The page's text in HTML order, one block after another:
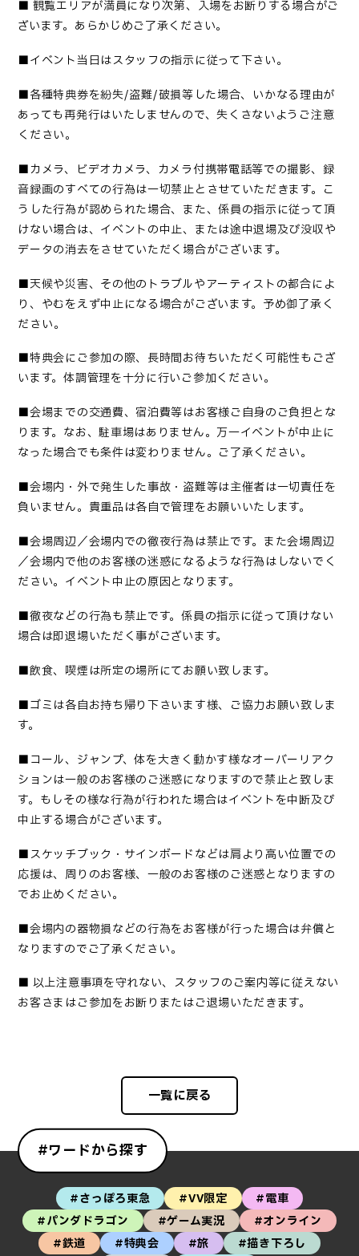
■ 観覧エリアが満員になり次第、入場をお断りする場合がご
ざいます。あらかじめご了承ください。
■イベント当日はスタッフの指示に従って下さい。
■各種特典券を紛失/盗難/破損等した場合、いかなる理由が
あっても再発行はいたしませんので、失くさないようご注意
ください。
■カメラ、ビデオカメラ、カメラ付携帯電話等での撮影、録
音録画のすべての行為は一切禁止とさせていただきます。こ
うした行為が認められた場合、また、係員の指示に従って頂
けない場合は、イベントの中止、または途中退場及び没収や
データの消去をさせていただく場合がございます。
■天候や災害、その他のトラブルやアーティストの都合によ
り、やむをえず中止になる場合がございます。予め御了承く
ださい。
■特典会にご参加の際、長時間お待ちいただく可能性もござ
います。体調管理を十分に行いご参加ください。
■会場までの交通費、宿泊費等はお客様ご自身のご負担とな
ります。なお、駐車場はありません。万一イベントが中止に
なった場合でも条件は変わりません。ご了承ください。
■会場内・外で発生した事故・盗難等は主催者は一切責任を
負いません。貴重品は各自で管理をお願いいたします。
■会場周辺／会場内での徹夜行為は禁止です。また会場周辺
／会場内で他のお客様の迷惑になるような行為はしないでく
ださい。イベント中止の原因となります。
■徹夜などの行為も禁止です。係員の指示に従って頂けない
場合は即退場いただく事がございます。
■飲食、喫煙は所定の場所にてお願い致します。
■ゴミは各自お持ち帰り下さいます様、ご協力お願い致しま
す。
■コール、ジャンプ、体を大きく動かす様なオーバーリアク
ションは一般のお客様のご迷惑になりますので禁止と致しま
す。もしその様な行為が行われた場合はイベントを中断及び
中止する場合がございます。
■スケッチブック・サインボードなどは肩より高い位置での
応援は、周りのお客様、一般のお客様のご迷惑となりますの
でお止めください。
■会場内の器物損などの行為をお客様が行った場合は弁償と
なりますのでご了承ください。
■ 以上注意事項を守れない、スタッフのご案内等に従えない
お客さまはご参加をお断りまたはご退場いただきます。
一覧に戻る
#ワードから探す
#さっぽろ東急 #VV限定
#電車
#パンダドラゴン
#ゲーム実況
#オンライン
#鉄道
#特典会 #旅
#描き下ろし